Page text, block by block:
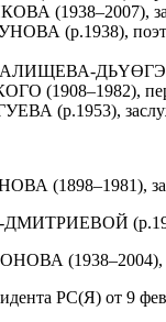
поэта,
ДЬҮӨГЭ
РС(Я) от 9